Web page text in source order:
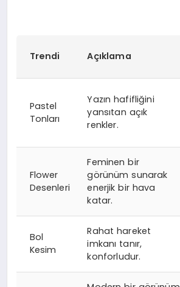
Trendi Açıklama
Pastel
Tonları
Yazın hafifliğini
yansıtan açık
renkler.
Flower
Desenleri
Feminen bir
görünüm sunarak
enerjik bir hava
katar.
Bol
Kesim
Rahat hareket
imkanı tanır,
konforludur.